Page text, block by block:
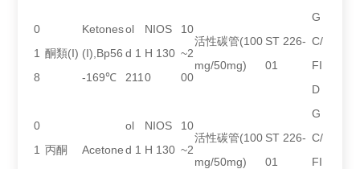
0
1
8
酮類(I)
Ketones
(I),Bp56
-169℃
ol
d 1
211
NIOS
H 130
0
10
~2
00
活性碳管(100
mg/50mg)
ST 226-
01
G
C/
FI
D
0
1 丙酮 Acetone
ol
d 1
NIOS
H 130
10
~2
活性碳管(100
mg/50mg)
ST 226-
01
G
C/
FI